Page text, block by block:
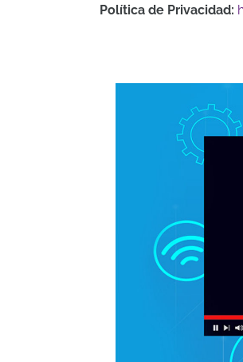
Política de Privacidad: